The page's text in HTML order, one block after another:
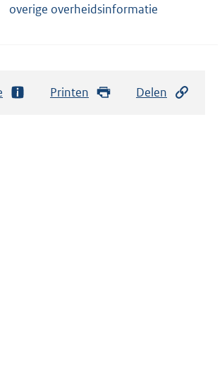
overige overheidsinformatie
Printen Delen